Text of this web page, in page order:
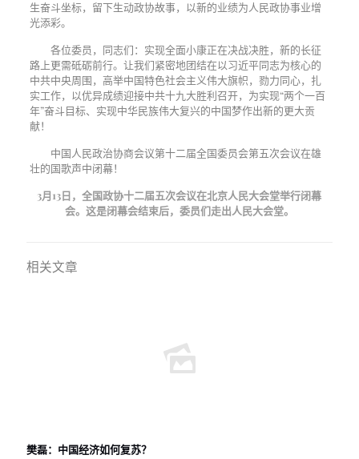
生奋斗坐标，留下生动政协故事，以新的业绩为人民政协事业增
光添彩。
各位委员，同志们：实现全面小康正在决战决胜，新的长征
路上更需砥砺前行。让我们紧密地团结在以习近平同志为核心的
中共中央周围，高举中国特色社会主义伟大旗帜，勠力同心，扎
实工作，以优异成绩迎接中共十九大胜利召开，为实现“两个一百
年”奋斗目标、实现中华民族伟大复兴的中国梦作出新的更大贡
献！
中国人民政治协商会议第十二届全国委员会第五次会议在雄
壮的国歌声中闭幕！
3月13日，全国政协十二届五次会议在北京人民大会堂举行闭幕
会。这是闭幕会结束后，委员们走出人民大会堂。
相关文章
樊磊：中国经济如何复苏？